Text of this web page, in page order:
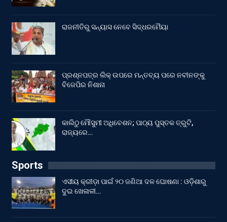
ରାଜନୀତିରୁ ସନ୍ୟାସ ନେବେ ସିଦ୍ଧରମୈୟା
ପ୍ରଶ୍ନପତ୍ର ଲିକ୍ ଉପରେ ମନ୍ତବ୍ୟ ପରେ ନବୀନଙ୍କୁ
ବିଜେପିର ନିଶାନା
କାଲିଠୁ ମୌସୁମୀ ଅଧିବେଶନ; ପାଠ୍ୟ ପୁସ୍ତକ ତ୍ରୁଟି,
ରାଜ୍ୟରେ…
Sports
ଏସୀୟ କ୍ରୀଡ଼ା ପାଇଁ ୨୦ ଜଣିଆ ଦଳ ଘୋଷଣା : ଓଡ଼ିଶାରୁ
ଦୁଇ ଖେଳାଳୀ…